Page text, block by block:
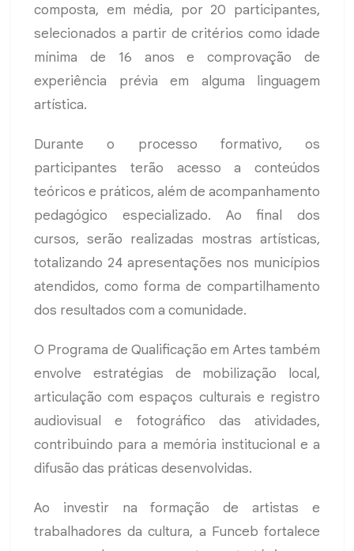
composta, em média, por 20 participantes,
selecionados a partir de critérios como idade
mínima de 16 anos e comprovação de
experiência prévia em alguma linguagem
artística.
Durante o processo formativo, os
participantes terão acesso a conteúdos
teóricos e práticos, além de acompanhamento
pedagógico especializado. Ao final dos
cursos, serão realizadas mostras artísticas,
totalizando 24 apresentações nos municípios
atendidos, como forma de compartilhamento
dos resultados com a comunidade.
O Programa de Qualificação em Artes também
envolve estratégias de mobilização local,
articulação com espaços culturais e registro
audiovisual e fotográfico das atividades,
contribuindo para a memória institucional e a
difusão das práticas desenvolvidas.
Ao investir na formação de artistas e
trabalhadores da cultura, a Funceb fortalece